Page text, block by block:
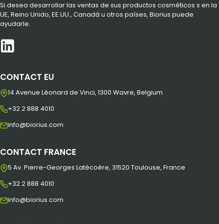
Si desea desarrollar las ventas de sus productos cosméticos s en la
UE, Reino Unido, EE.UU., Canadá u otros países, Biorius puede
ayudarle.
CONTACT EU
14 Avenue Léonard de Vinci, 1300 Wavre, Belgium
+32 2 888 4010
info@biorius.com
CONTACT FRANCE
5 Av. Pierre-Georges Latécoère, 31520 Toulouse, France
+32 2 888 4010
info@biorius.com